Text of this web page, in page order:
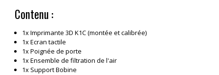
Contenu :
1x Imprimante 3D K1C (montée et calibrée)
1x Ecran tactile
1x Poignée de porte
1x Ensemble de filtration de l'air
1x Support Bobine